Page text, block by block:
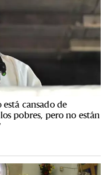
cansado de
pobres, pero no están